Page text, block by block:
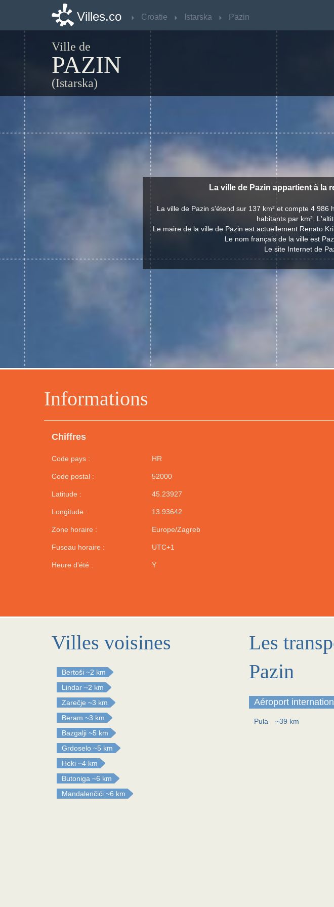
Villes.co Croatie Istarska Pazin
Ville de
PAZIN
(Istarska)
Informations
Chiffres
Code pays : HR
Code postal : 52000
Latitude : 45.23927
Longitude : 13.93642
Zone horaire : Europe/Zagreb
Fuseau horaire : UTC+1
Heure d'été : Y
La ville de Pazin appartient à la
La ville de Pazin s'étend sur 137 km² et compte 4
habitants par km².
Le maire de la ville de Pazin est actuellement Renato
Le nom français de la ville est
Le site Internet de
Villes voisines
Bertoši ~2 km
Lindar ~2 km
Zarečje ~3 km
Beram ~3 km
Bazgalji ~5 km
Grdoselo ~5 km
Heki ~4 km
Butoniga ~6 km
Mandalenčići ~6 km
Les
Pazin
Aéroport
Pula ~39 km
Villes.co Croatie Istarska Pazin